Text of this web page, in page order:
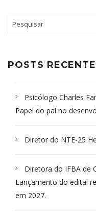
POSTS
Psicólogo Charles
Papel do pai no
Diretor do NTE-25
Diretora do IFBA de
Lançamento do edital
em 2027.